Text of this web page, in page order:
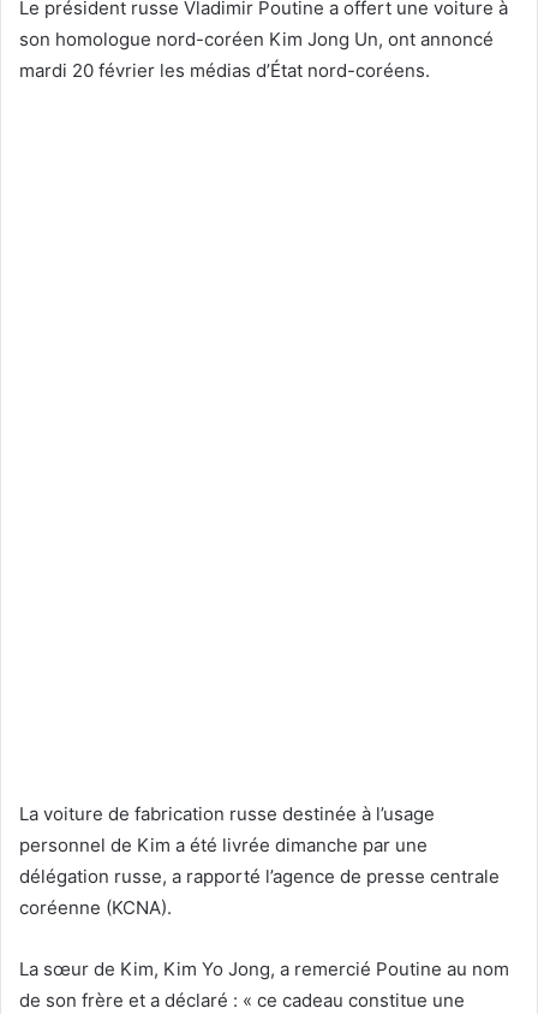
Le président russe Vladimir Poutine a offert une voiture à
son homologue nord-coréen Kim Jong Un, ont annoncé
mardi 20 février les médias d’État nord-coréens.
La voiture de fabrication russe destinée à l’usage
personnel de Kim a été livrée dimanche par une
délégation russe, a rapporté l’agence de presse centrale
coréenne (KCNA).
La sœur de Kim, Kim Yo Jong, a remercié Poutine au nom
de son frère et a déclaré : « ce cadeau constitue une